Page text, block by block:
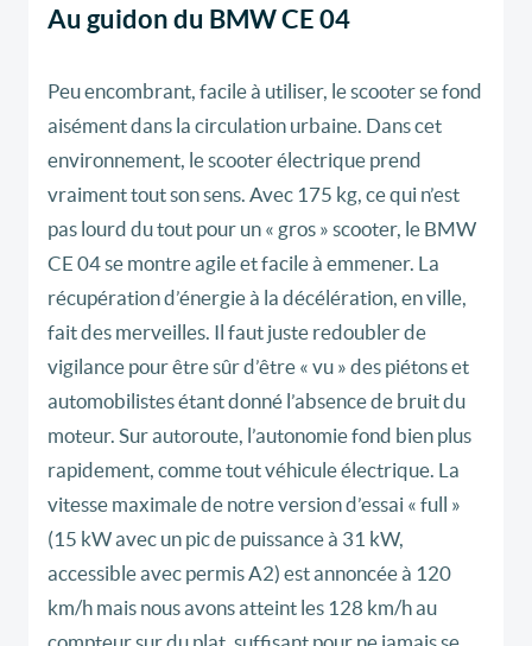
Au guidon du BMW CE 04
Peu encombrant, facile à utiliser, le scooter se fond
aisément dans la circulation urbaine. Dans cet
environnement, le scooter électrique prend
vraiment tout son sens. Avec 175 kg, ce qui n’est
pas lourd du tout pour un « gros » scooter, le BMW
CE 04 se montre agile et facile à emmener. La
récupération d’énergie à la décélération, en ville,
fait des merveilles. Il faut juste redoubler de
vigilance pour être sûr d’être « vu » des piétons et
automobilistes étant donné l’absence de bruit du
moteur. Sur autoroute, l’autonomie fond bien plus
rapidement, comme tout véhicule électrique. La
vitesse maximale de notre version d’essai « full »
(15 kW avec un pic de puissance à 31 kW,
accessible avec permis A2) est annoncée à 120
km/h mais nous avons atteint les 128 km/h au